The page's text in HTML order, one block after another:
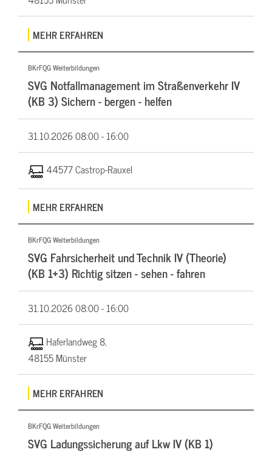
MEHR ERFAHREN
BKrFQG Weiterbildungen
SVG Notfallmanagement im Straßenverkehr IV
(KB 3) Sichern - bergen - helfen
31.10.202608:00 - 16:00
44577 Castrop-Rauxel
MEHR ERFAHREN
BKrFQG Weiterbildungen
SVG Fahrsicherheit und Technik IV (Theorie)
(KB 1+3) Richtig sitzen - sehen - fahren
31.10.202608:00 - 16:00
Haferlandweg 8,
48155 Münster
MEHR ERFAHREN
BKrFQG Weiterbildungen
SVG Ladungssicherung auf Lkw IV (KB 1)